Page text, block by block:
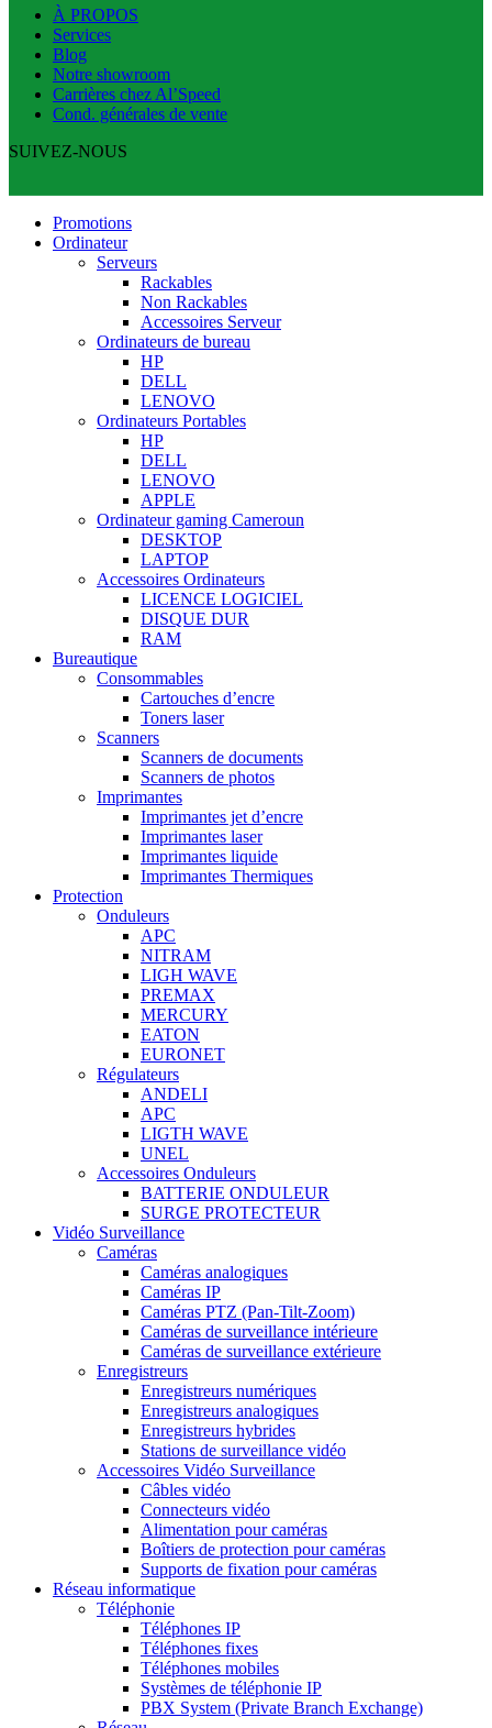
À PROPOS
Services
Blog
Notre showroom
Carrières chez Al’Speed
Cond. générales de vente
SUIVEZ-NOUS
Promotions
Ordinateur
Serveurs
Rackables
Non Rackables
Accessoires Serveur
Ordinateurs de bureau
HP
DELL
LENOVO
Ordinateurs Portables
HP
DELL
LENOVO
APPLE
Ordinateur gaming Cameroun
DESKTOP
LAPTOP
Accessoires Ordinateurs
LICENCE LOGICIEL
DISQUE DUR
RAM
Bureautique
Consommables
Cartouches d’encre
Toners laser
Scanners
Scanners de documents
Scanners de photos
Imprimantes
Imprimantes jet d’encre
Imprimantes laser
Imprimantes liquide
Imprimantes Thermiques
Protection
Onduleurs
APC
NITRAM
LIGH WAVE
PREMAX
MERCURY
EATON
EURONET
Régulateurs
ANDELI
APC
LIGTH WAVE
UNEL
Accessoires Onduleurs
BATTERIE ONDULEUR
SURGE PROTECTEUR
Vidéo Surveillance
Caméras
Caméras analogiques
Caméras IP
Caméras PTZ (Pan-Tilt-Zoom)
Caméras de surveillance intérieure
Caméras de surveillance extérieure
Enregistreurs
Enregistreurs numériques
Enregistreurs analogiques
Enregistreurs hybrides
Stations de surveillance vidéo
Accessoires Vidéo Surveillance
Câbles vidéo
Connecteurs vidéo
Alimentation pour caméras
Boîtiers de protection pour caméras
Supports de fixation pour caméras
Réseau informatique
Téléphonie
Téléphones IP
Téléphones fixes
Téléphones mobiles
Systèmes de téléphonie IP
PBX System (Private Branch Exchange)